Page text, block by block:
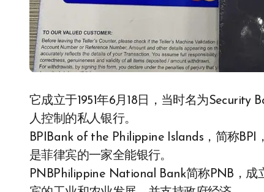
它成立于1951年6月18日，当时名为
人控制的私人银行。
BPIBank of the Philippine Islands，简称BPI
是菲律宾的一家全能银行。
PNBPhilippine National Bank简称PNB，成